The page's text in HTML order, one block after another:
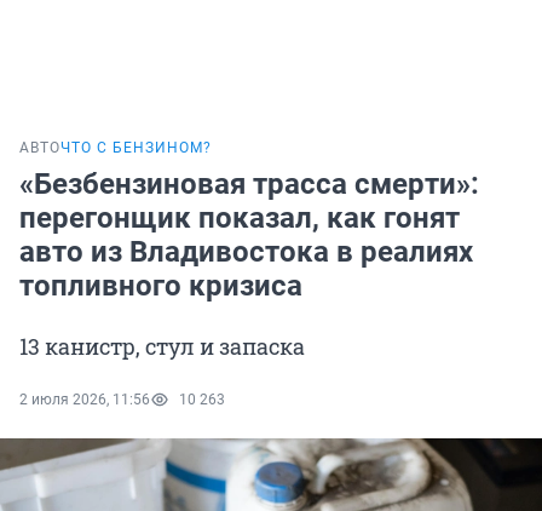
АВТОЧТО С БЕНЗИНОМ?
«Безбензиновая трасса смерти»:
перегонщик показал, как гонят
авто из Владивостока в реалиях
топливного кризиса
13 канистр, стул и запаска
2 июля 2026, 11:56 10 263